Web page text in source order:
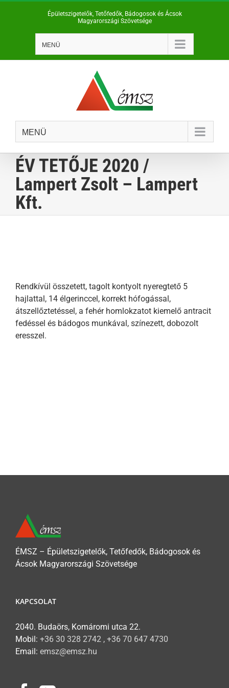
Épületszigetelők, Tetőfedők, Bádogosok és Ácsok
Magyarországi Szövetsége
MENÜ
MENÜ
ÉV TETŐJE 2020 /
Lampert Zsolt – Lampert
Kft.
Rendkívül összetett, tagolt kontyolt nyeregtető 5
hajlattal, 14 élgerinccel, korrekt hófogással,
átszellőztetéssel, a fehér homlokzatot kiemelő antracit
fedéssel és bádogos munkával, színezett, dobozolt
eresszel.
ÉMSZ – Épületszigetelők, Tetőfedők, Bádogosok és
Ácsok Magyarországi Szövetsége
KAPCSOLAT
2040. Budaörs, Komáromi utca 22.
Mobil: +36 30 328 2742 , +36 70 647 4730
Email: emsz@emsz.hu